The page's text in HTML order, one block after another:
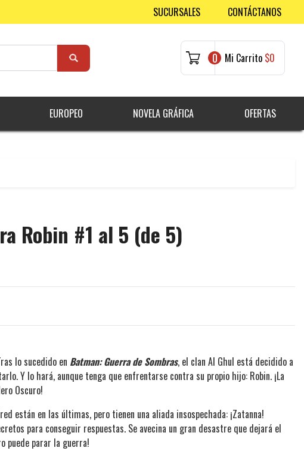
SUCURSALES CONTÁCTANOS
0 Mi Carrito $0
EUROPEO NOVELA GRÁFICA OFERTAS
Robin #1 al 5 (de 5)
lo sucedido en Batman: Guerra de Sombras, el clan Al Ghul está decidido a
Y lo hará, aunque tenga que enfrentarse contra su propio hijo: Robin. ¡La
Oscuro!
están en las últimas, pero tienen una aliada insospechada: ¡Zatanna!
para conseguir respuestas. Se avecina un gran desastre que dejará el
puede parar la guerra!